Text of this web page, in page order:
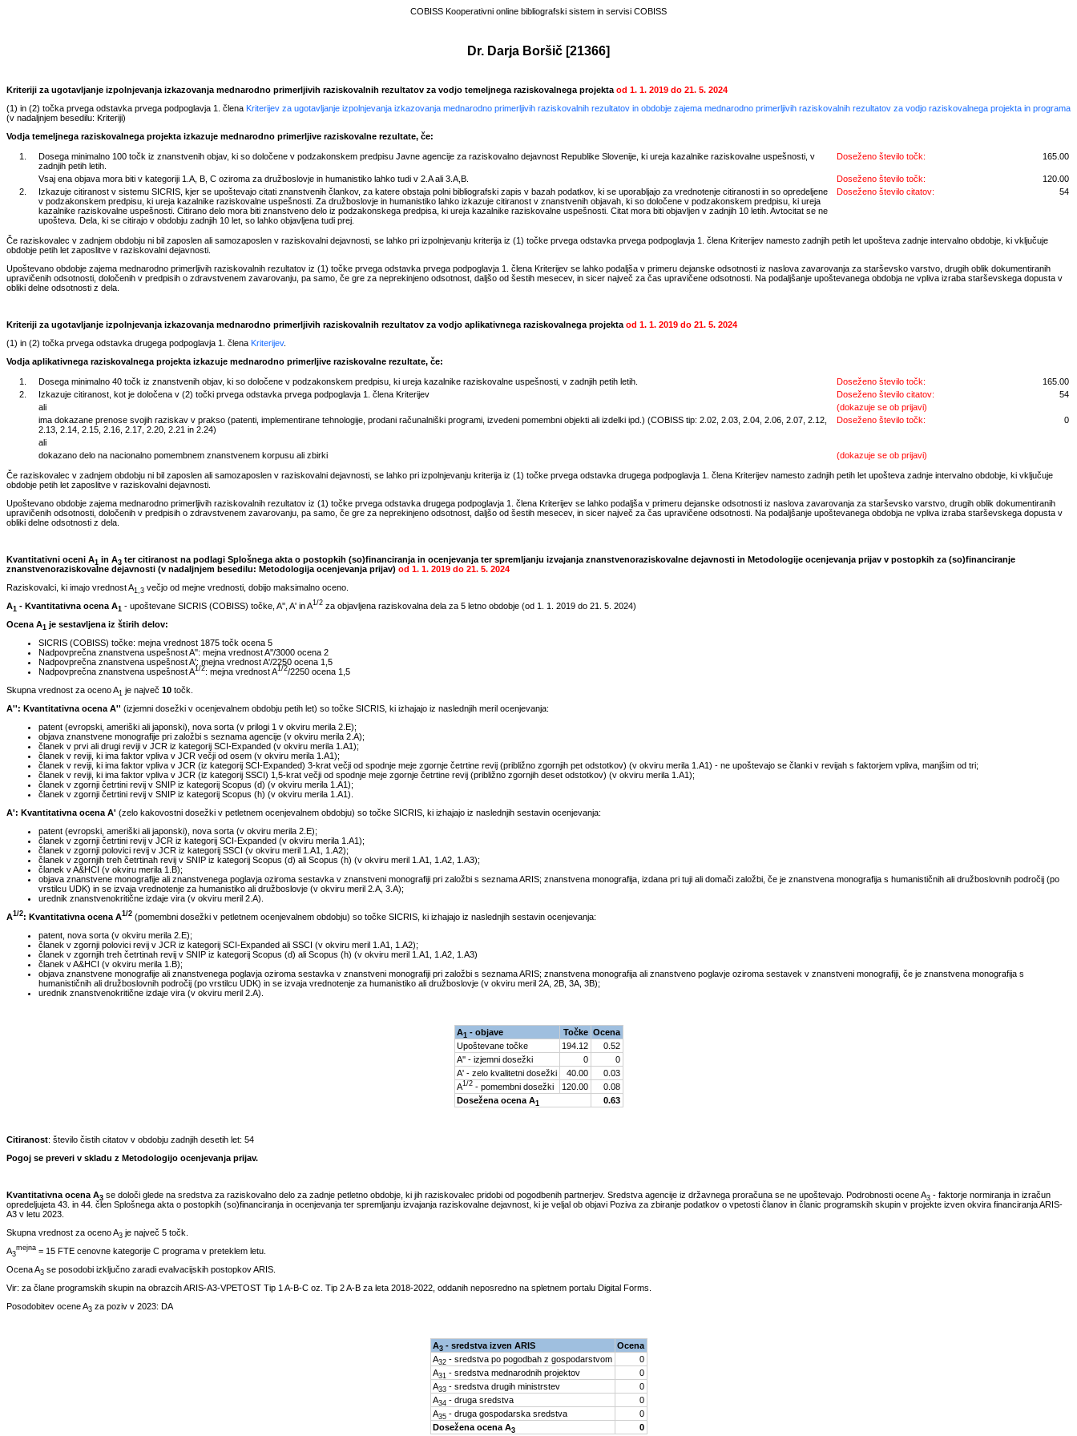
COBISS Kooperativni online bibliografski sistem in servisi COBISS
Dr. Darja Boršič [21366]
Kriteriji za ugotavljanje izpolnjevanja izkazovanja mednarodno primerljivih raziskovalnih rezultatov za vodjo temeljnega raziskovalnega projektaod 1. 1. 2019 do 21. 5. 2024
(1) in (2) točka prvega odstavka prvega podpoglavja 1. člena Kriterijev za ugotavljanje izpolnjevanja izkazovanja mednarodno primerljivih raziskovalnih rezultatov in obdobje zajema mednarodno primerljivih raziskovalnih rezultatov za vodjo raziskovalnega projekta in programa
(v nadaljnjem besedilu: Kriteriji)
Vodja temeljnega raziskovalnega projekta izkazuje mednarodno primerljive raziskovalne rezultate, če:
1.
Dosega minimalno 100 točk iz znanstvenih objav, ki so določene v podzakonskem predpisu Javne agencije za raziskovalno dejavnost Republike Slovenije, ki ureja kazalnike raziskovalne uspešnosti, v
zadnjih petih letih.
Doseženo število točk: 165.00
Vsaj ena objava mora biti v kategoriji 1.A, B, C oziroma za družboslovje in humanistiko lahko tudi v 2.A ali 3.A,B. Doseženo število točk:
120.00
2.
Izkazuje citiranost v sistemu SICRIS, kjer se upoštevajo citati znanstvenih člankov, za katere obstaja polni bibliografski zapis v bazah podatkov, ki se uporabljajo za vrednotenje citiranosti in so opredeljene
v podzakonskem predpisu, ki ureja kazalnike raziskovalne uspešnosti. Za družboslovje in humanistiko lahko izkazuje citiranost v znanstvenih objavah, ki so določene v podzakonskem predpisu, ki ureja
kazalnike raziskovalne uspešnosti. Citirano delo mora biti znanstveno delo iz podzakonskega predpisa, ki ureja kazalnike raziskovalne uspešnosti. Citat mora biti objavljen v zadnjih 10 letih. Avtocitat se ne
upošteva. Dela, ki se citirajo v obdobju zadnjih 10 let, so lahko objavljena tudi prej.
Doseženo število citatov: 54
Če raziskovalec v zadnjem obdobju ni bil zaposlen ali samozaposlen v raziskovalni dejavnosti, se lahko pri izpolnjevanju kriterija iz (1) točke prvega odstavka prvega podpoglavja 1. člena Kriterijev namesto zadnjih petih let upošteva zadnje intervalno obdobje, ki vključuje
obdobje petih let zaposlitve v raziskovalni dejavnosti.
Upoštevano obdobje zajema mednarodno primerljivih raziskovalnih rezultatov iz (1) točke prvega odstavka prvega podpoglavja 1. člena Kriterijev se lahko podaljša v primeru dejanske odsotnosti iz naslova zavarovanja za starševsko varstvo, drugih oblik dokumentiranih
upravičenih odsotnosti, določenih v predpisih o zdravstvenem zavarovanju, pa samo, če gre za neprekinjeno odsotnost, daljšo od šestih mesecev, in sicer največ za čas upravičene odsotnosti. Na podaljšanje upoštevanega obdobja ne vpliva izraba starševskega dopusta v
obliki delne odsotnosti z dela.
Kriteriji za ugotavljanje izpolnjevanja izkazovanja mednarodno primerljivih raziskovalnih rezultatov za vodjo aplikativnega raziskovalnega projektaod 1. 1. 2019 do 21. 5. 2024
(1) in (2) točka prvega odstavka drugega podpoglavja 1. člena Kriterijev.
Vodja aplikativnega raziskovalnega projekta izkazuje mednarodno primerljive raziskovalne rezultate, če:
1. Dosega minimalno 40 točk iz znanstvenih objav, ki so določene v podzakonskem predpisu, ki ureja kazalnike raziskovalne uspešnosti, v zadnjih petih letih. Doseženo število točk:
165.00
2.
Izkazuje citiranost, kot je določena v (2) točki prvega odstavka prvega podpoglavja 1. člena Kriterijev Doseženo število citatov:
54
ali
(dokazuje se ob prijavi)
ima dokazane prenose svojih raziskav v prakso (patenti, implementirane tehnologije, prodani računalniški programi, izvedeni pomembni objekti ali izdelki ipd.) (COBISS tip: 2.02, 2.03, 2.04, 2.06, 2.07, 2.12,
2.13, 2.14, 2.15, 2.16, 2.17, 2.20, 2.21 in 2.24)
Doseženo število točk: 0
ali
dokazano delo na nacionalno pomembnem znanstvenem korpusu ali zbirki
(dokazuje se ob prijavi)
Če raziskovalec v zadnjem obdobju ni bil zaposlen ali samozaposlen v raziskovalni dejavnosti, se lahko pri izpolnjevanju kriterija iz (1) točke prvega odstavka drugega podpoglavja 1. člena Kriterijev namesto zadnjih petih let upošteva zadnje intervalno obdobje, ki vključuje
obdobje petih let zaposlitve v raziskovalni dejavnosti.
Upoštevano obdobje zajema mednarodno primerljivih raziskovalnih rezultatov iz (1) točke prvega odstavka drugega podpoglavja 1. člena Kriterijev se lahko podaljša v primeru dejanske odsotnosti iz naslova zavarovanja za starševsko varstvo, drugih oblik dokumentiranih
upravičenih odsotnosti, določenih v predpisih o zdravstvenem zavarovanju, pa samo, če gre za neprekinjeno odsotnost, daljšo od šestih mesecev, in sicer največ za čas upravičene odsotnosti. Na podaljšanje upoštevanega obdobja ne vpliva izraba starševskega dopusta v
obliki delne odsotnosti z dela.
Kvantitativni oceni A1 in A3 ter citiranost na podlagi Splošnega akta o postopkih (so)financiranja in ocenjevanja ter spremljanju izvajanja znanstvenoraziskovalne dejavnosti in Metodologije ocenjevanja prijav v postopkih za (so)financiranje
znanstvenoraziskovalne dejavnosti (v nadaljnjem besedilu: Metodologija ocenjevanja prijav) od 1. 1. 2019 do 21. 5. 2024
Raziskovalci, ki imajo vrednost A1,3 večjo od mejne vrednosti, dobijo maksimalno oceno.
A1 - Kvantitativna ocena A1 - upoštevane SICRIS (COBISS) točke, A'', A' in A1/2 za objavljena raziskovalna dela za 5 letno obdobje (od 1. 1. 2019 do 21. 5. 2024)
Ocena A1 je sestavljena iz štirih delov:
SICRIS (COBISS) točke: mejna vrednost 1875 točk ocena 5
Nadpovprečna znanstvena uspešnost A'': mejna vrednost A''/3000 ocena 2
Nadpovprečna znanstvena uspešnost A': mejna vrednost A'/2250 ocena 1,5
Nadpovprečna znanstvena uspešnost A1/2: mejna vrednost A1/2/2250 ocena 1,5
Skupna vrednost za oceno A1 je največ 10 točk.
A'': Kvantitativna ocena A'' (izjemni dosežki v ocenjevalnem obdobju petih let) so točke SICRIS, ki izhajajo iz naslednjih meril ocenjevanja:
patent (evropski, ameriški ali japonski), nova sorta (v prilogi 1 v okviru merila 2.E);
objava znanstvene monografije pri založbi s seznama agencije (v okviru merila 2.A);
članek v prvi ali drugi reviji v JCR iz kategorij SCI-Expanded (v okviru merila 1.A1);
članek v reviji, ki ima faktor vpliva v JCR večji od osem (v okviru merila 1.A1);
članek v reviji, ki ima faktor vpliva v JCR (iz kategorij SCI-Expanded) 3-krat večji od spodnje meje zgornje četrtine revij (približno zgornjih pet odstotkov) (v okviru merila 1.A1) - ne upoštevajo se članki v revijah s faktorjem vpliva, manjšim od tri;
članek v reviji, ki ima faktor vpliva v JCR (iz kategorij SSCI) 1,5-krat večji od spodnje meje zgornje četrtine revij (približno zgornjih deset odstotkov) (v okviru merila 1.A1);
članek v zgornji četrtini revij v SNIP iz kategorij Scopus (d) (v okviru merila 1.A1);
članek v zgornji četrtini revij v SNIP iz kategorij Scopus (h) (v okviru merila 1.A1).
A': Kvantitativna ocena A' (zelo kakovostni dosežki v petletnem ocenjevalnem obdobju) so točke SICRIS, ki izhajajo iz naslednjih sestavin ocenjevanja:
patent (evropski, ameriški ali japonski), nova sorta (v okviru merila 2.E);
članek v zgornji četrtini revij v JCR iz kategorij SCI-Expanded (v okviru merila 1.A1);
članek v zgornji polovici revij v JCR iz kategorij SSCI (v okviru meril 1.A1, 1.A2);
članek v zgornjih treh četrtinah revij v SNIP iz kategorij Scopus (d) ali Scopus (h) (v okviru meril 1.A1, 1.A2, 1.A3);
članek v A&HCI (v okviru merila 1.B);
objava znanstvene monografije ali znanstvenega poglavja oziroma sestavka v znanstveni monografiji pri založbi s seznama ARIS; znanstvena monografija, izdana pri tuji ali domači založbi, če je znanstvena monografija s humanističnih ali družboslovnih področij (po
vrstilcu UDK) in se izvaja vrednotenje za humanistiko ali družboslovje (v okviru meril 2.A, 3.A);
urednik znanstvenokritične izdaje vira (v okviru meril 2.A).
A1/2: Kvantitativna ocena A1/2 (pomembni dosežki v petletnem ocenjevalnem obdobju) so točke SICRIS, ki izhajajo iz naslednjih sestavin ocenjevanja:
patent, nova sorta (v okviru merila 2.E);
članek v zgornji polovici revij v JCR iz kategorij SCI-Expanded ali SSCI (v okviru meril 1.A1, 1.A2);
članek v zgornjih treh četrtinah revij v SNIP iz kategorij Scopus (d) ali Scopus (h) (v okviru meril 1.A1, 1.A2, 1.A3)
članek v A&HCI (v okviru merila 1.B);
objava znanstvene monografije ali znanstvenega poglavja oziroma sestavka v znanstveni monografiji pri založbi s seznama ARIS; znanstvena monografija ali znanstveno poglavje oziroma sestavek v znanstveni monografiji, če je znanstvena monografija s
humanističnih ali družboslovnih področij (po vrstilcu UDK) in se izvaja vrednotenje za humanistiko ali družboslovje (v okviru meril 2A, 2B, 3A, 3B);
urednik znanstvenokritične izdaje vira (v okviru meril 2.A).
A1 - objave Točke Ocena
Upoštevane točke
194.12
0.52
A'' - izjemni dosežki
0
0
A' - zelo kvalitetni dosežki
40.00
0.03
A1/2- pomembni dosežki 120.00
0.08
Dosežena ocena A1 0.63
Citiranost: število čistih citatov v obdobju zadnjih desetih let: 54
Pogoj se preveri v skladu z Metodologijo ocenjevanja prijav.
Kvantitativna ocena A3 se določi glede na sredstva za raziskovalno delo za zadnje petletno obdobje, ki jih raziskovalec pridobi od pogodbenih partnerjev. Sredstva agencije iz državnega proračuna se ne upoštevajo. Podrobnosti ocene A3 - faktorje normiranja in izračun
opredeljujeta 43. in 44. člen Splošnega akta o postopkih (so)financiranja in ocenjevanja ter spremljanju izvajanja raziskovalne dejavnost, ki je veljal ob objavi Poziva za zbiranje podatkov o vpetosti članov in članic programskih skupin v projekte izven okvira financiranja ARIS-
A3 v letu 2023.
Skupna vrednost za oceno A3 je največ 5 točk.
A3
mejna = 15 FTE cenovne kategorije C programa v preteklem letu.
Ocena A3 se posodobi izključno zaradi evalvacijskih postopkov ARIS.
Vir: za člane programskih skupin na obrazcih ARIS-A3-VPETOST Tip 1 A-B-C oz. Tip 2 A-B za leta 2018-2022, oddanih neposredno na spletnem portalu Digital Forms.
Posodobitev ocene A3 za poziv v 2023: DA
A3- sredstva izven ARIS
Ocena
A32- sredstva po pogodbah z gospodarstvom
0
A31 - sredstva mednarodnih projektov
0
A33- sredstva drugih ministrstev
0
A34 - druga sredstva
0
A35- druga gospodarska sredstva
0
Dosežena ocena A3 0